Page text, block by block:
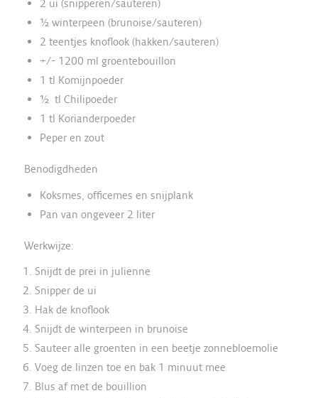
2 ui (snipperen/sauteren)
½ winterpeen (brunoise/sauteren)
2 teentjes knoflook (hakken/sauteren)
+/- 1200 ml groentebouillon
1 tl Komijnpoeder
½ tl Chilipoeder
1 tl Korianderpoeder
Peper en zout
Benodigdheden
Koksmes, officemes en snijplank
Pan van ongeveer 2 liter
Werkwijze:
Snijdt de prei in julienne
Snipper de ui
Hak de knoflook
Snijdt de winterpeen in brunoise
Sauteer alle groenten in een beetje zonnebloemolie
Voeg de linzen toe en bak 1 minuut mee
Blus af met de bouillion